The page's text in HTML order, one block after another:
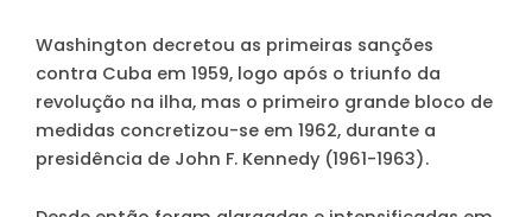
Washington decretou as primeiras sanções
contra Cuba em 1959, logo após o triunfo da
revolução na ilha, mas o primeiro grande bloco de
medidas concretizou-se em 1962, durante a
presidência de John F. Kennedy (1961-1963).